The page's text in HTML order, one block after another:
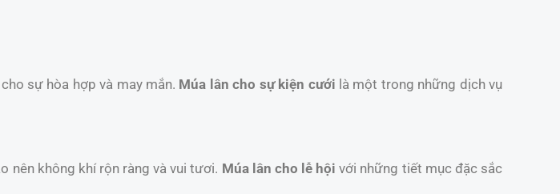
sự hòa hợp và may mắn. Múa lân cho sự kiện cưới là một trong những dịch vụ
nên không khí rộn ràng và vui tươi. Múa lân cho lễ hội với những tiết mục đặc sắc